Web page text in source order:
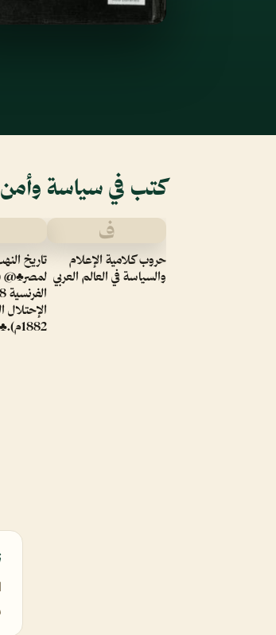
كتب في سياسة وأمن
ف
حروب كلامية الإعلام
والسياسة في العالم العربي
تاريخ
لمصر♣@
الإحتلال
1882م).♣